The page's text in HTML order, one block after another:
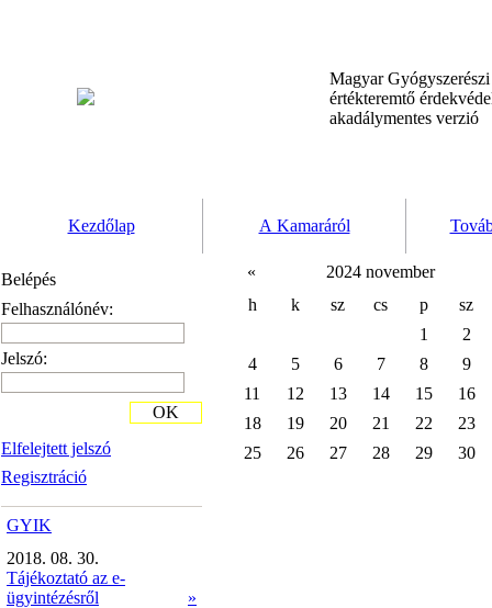
Magyar
értékteremtő
akadálymentes verzió
Kezdőlap A Kamaráról
Belépés
Felhasználónév:
Jelszó:
Elfelejtett jelszó
Regisztráció
OK
GYIK
2018. 08. 30.
Tájékoztató az e-
ügyintézésről
»
«
2024 november
h
k sz cs p
sz
1
2
4
5 6 7 8
9
11
12 13 14 15
16
18
19 20 21 22
23
25
26 27 28 29 30